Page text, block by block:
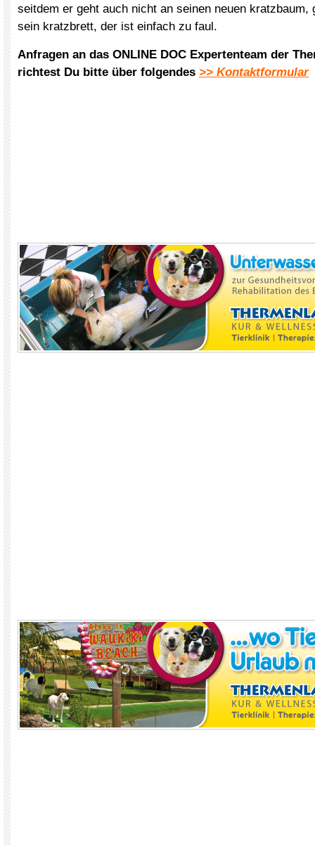
seitdem er geht auch nicht an seinen neuen kratzbaum,
sein kratzbrett, der ist einfach zu faul.
Anfragen an das ONLINE DOC Expertenteam der
richtest Du bitte über folgendes >> Kontaktformular